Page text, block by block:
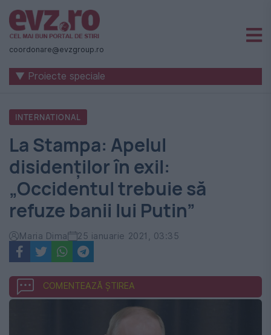
Știri
naționale
internaționale
România
-
Evenimentul
Zilei
coordonare@evzgroup.ro
▼ Proiecte speciale
INTERNATIONAL
La Stampa: Apelul
disidenților în exil:
„Occidentul trebuie să
refuze banii lui Putin”
Maria Dima 25 ianuarie 2021, 03:35
COMENTEAZĂ ȘTIREA